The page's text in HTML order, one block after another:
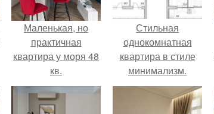
Маленькая, но
практичная
квартира у моря 48
кв.
Стильная
однокомнатная
квартира в стиле
минимализм.